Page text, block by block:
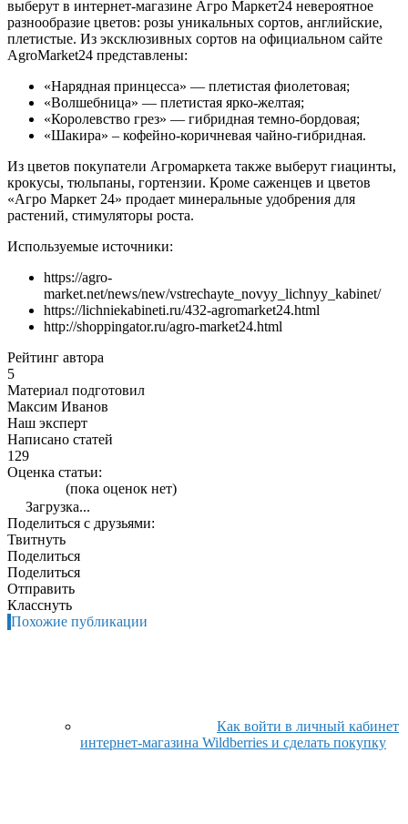
выберут в интернет-магазине Агро Маркет24 невероятное
разнообразие цветов: розы уникальных сортов, английские,
плетистые. Из эксклюзивных сортов на официальном сайте
AgroMarket24 представлены:
«Нарядная принцесса» — плетистая фиолетовая;
«Волшебница» — плетистая ярко-желтая;
«Королевство грез» — гибридная темно-бордовая;
«Шакира» – кофейно-коричневая чайно-гибридная.
Из цветов покупатели Агромаркета также выберут гиацинты,
крокусы, тюльпаны, гортензии. Кроме саженцев и цветов
«Агро Маркет 24» продает минеральные удобрения для
растений, стимуляторы роста.
Используемые источники:
https://agro-
market.net/news/new/vstrechayte_novyy_lichnyy_kabinet/
https://lichniekabineti.ru/432-agromarket24.html
http://shoppingator.ru/agro-market24.html
Рейтинг автора
5
Материал подготовил
Максим Иванов
Наш эксперт
Написано статей
129
Оценка статьи:
(пока оценок нет)
Загрузка...
Поделиться с друзьями:
Твитнуть
Поделиться
Поделиться
Отправить
Класснуть
Похожие публикации
Как войти в личный кабинет
интернет-магазина Wildberries и сделать покупку